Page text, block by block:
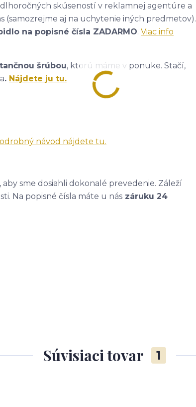
skúseností v reklamnej agentúre a
(samozrejme aj na uchytenie iných predmetov).
na popisné čísla ZADARMO. Viac info
šrúbou, ktorú máme v ponuke. Stačí,
. Nájdete ju tu.
návod nájdete tu.
sme dosiahli dokonalé prevedenie. Záleží
Na popisné čísla máte u nás záruku 24
Súvisiaci tovar 1